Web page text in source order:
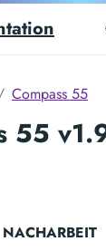
Compass 55
55